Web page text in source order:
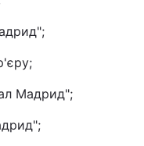
Мадрид";